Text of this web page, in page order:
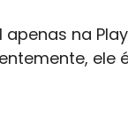
na
ele